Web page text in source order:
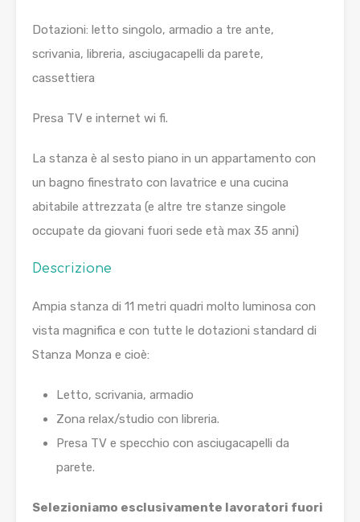
Dotazioni: letto singolo, armadio a tre ante,
scrivania, libreria, asciugacapelli da parete,
cassettiera
Presa TV e internet wi fi.
La stanza è al sesto piano in un appartamento con
un bagno finestrato con lavatrice e una cucina
abitabile attrezzata (e altre tre stanze singole
occupate da giovani fuori sede età max 35 anni)
Descrizione
Ampia stanza di 11 metri quadri molto luminosa con
vista magnifica e con tutte le dotazioni standard di
Stanza Monza e cioè:
Letto, scrivania, armadio
Zona relax/studio con libreria.
Presa TV e specchio con asciugacapelli da
parete.
Selezioniamo esclusivamente lavoratori fuori